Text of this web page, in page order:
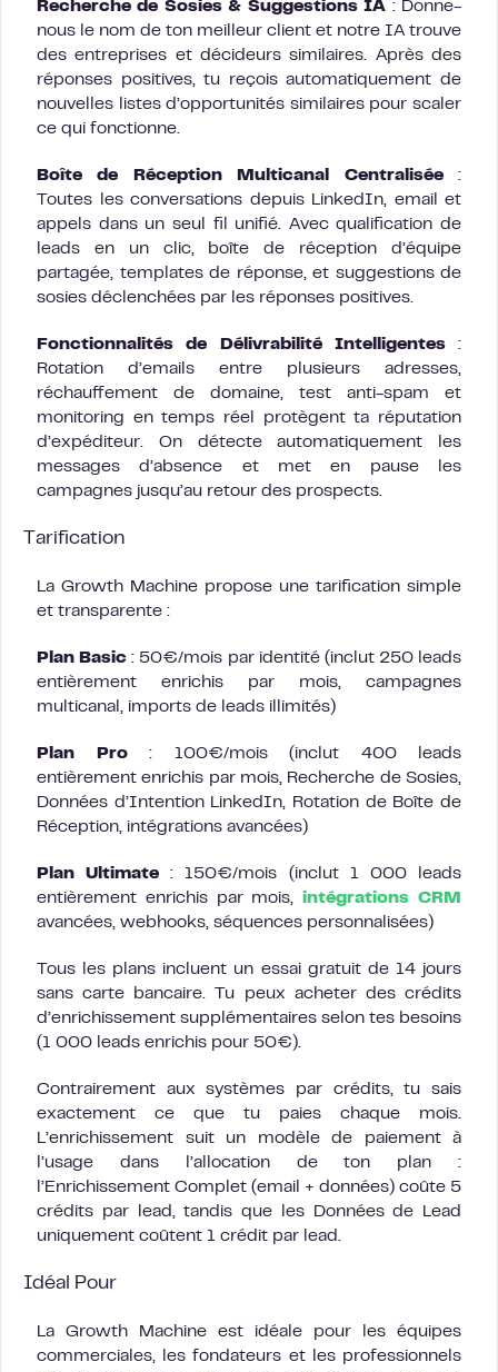
Recherche de Sosies & Suggestions IA : Donne-
nous le nom de ton meilleur client et notre IA trouve
des entreprises et décideurs similaires. Après des
réponses positives, tu reçois automatiquement de
nouvelles listes d’opportunités similaires pour scaler
ce qui fonctionne.
Boîte de Réception Multicanal Centralisée:
Toutes les conversations depuis LinkedIn, email et
appels dans un seul fil unifié. Avec qualification de
leads en un clic, boîte de réception d’équipe
partagée, templates de réponse, et suggestions de
sosies déclenchées par les réponses positives.
Fonctionnalités de Délivrabilité Intelligentes:
Rotation d’emails entre plusieurs adresses,
réchauffement de domaine, test anti-spam et
monitoring en temps réel protègent ta réputation
d’expéditeur. On détecte automatiquement les
messages d’absence et met en pause les
campagnes jusqu’au retour des prospects.
Tarification
La Growth Machine propose une tarification simple
et transparente :
Plan Basic : 50€/mois par identité (inclut 250 leads
entièrement enrichis par mois, campagnes
multicanal, imports de leads illimités)
Plan Pro: 100€/mois (inclut 400 leads
entièrement enrichis par mois, Recherche de Sosies,
Données d’Intention LinkedIn, Rotation de Boîte de
Réception, intégrations avancées)
Plan Ultimate : 150€/mois (inclut 1 000 leads
entièrement enrichis par mois,intégrations CRM
avancées, webhooks, séquences personnalisées)
Tous les plans incluent un essai gratuit de 14 jours
sans carte bancaire. Tu peux acheter des crédits
d’enrichissement supplémentaires selon tes besoins
(1 000 leads enrichis pour 50€).
Contrairement aux systèmes par crédits, tu sais
exactement ce que tu paies chaque mois.
L’enrichissement suit un modèle de paiement à
l’usage dans l’allocation de ton plan :
l’Enrichissement Complet (email + données) coûte 5
crédits par lead, tandis que les Données de Lead
uniquement coûtent 1 crédit par lead.
Idéal Pour
La Growth Machine est idéale pour les équipes
commerciales, les fondateurs et les professionnels